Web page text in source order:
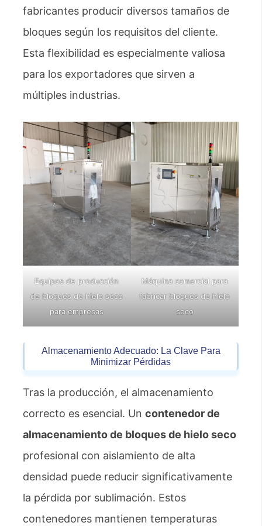
fabricantes producir diversos tamaños de
bloques según los requisitos del cliente.
Esta flexibilidad es especialmente valiosa
para los exportadores que sirven a
múltiples industrias.
Equipos de producción
de bloques de hielo seco
para empresas
Máquina comercial para
fabricar bloques de hielo
seco
Almacenamiento Adecuado: La Clave Para
Minimizar Pérdidas
Tras la producción, el almacenamiento
correcto es esencial. Un contenedor de
almacenamiento de bloques de hielo seco
profesional con aislamiento de alta
densidad puede reducir significativamente
la pérdida por sublimación. Estos
contenedores mantienen temperaturas